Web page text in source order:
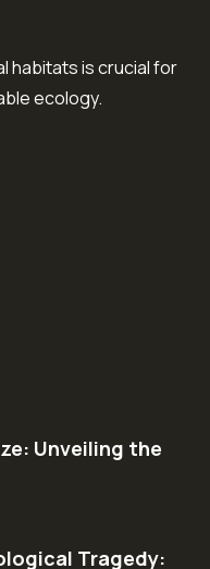
habitats is crucial for
ecology.
Unveiling the
Tragedy: